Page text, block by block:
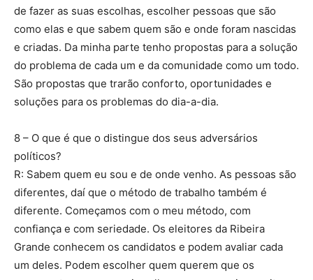
de fazer as suas escolhas, escolher pessoas que são
como elas e que sabem quem são e onde foram nascidas
e criadas. Da minha parte tenho propostas para a solução
do problema de cada um e da comunidade como um todo.
São propostas que trarão conforto, oportunidades e
soluções para os problemas do dia-a-dia.
8 – O que é que o distingue dos seus adversários
políticos?
R: Sabem quem eu sou e de onde venho. As pessoas são
diferentes, daí que o método de trabalho também é
diferente. Começamos com o meu método, com
confiança e com seriedade. Os eleitores da Ribeira
Grande conhecem os candidatos e podem avaliar cada
um deles. Podem escolher quem querem que os